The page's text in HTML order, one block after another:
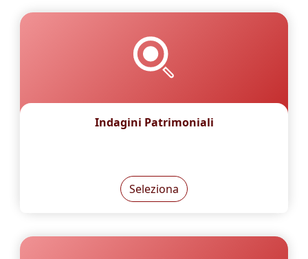
Indagini Patrimoniali
Seleziona